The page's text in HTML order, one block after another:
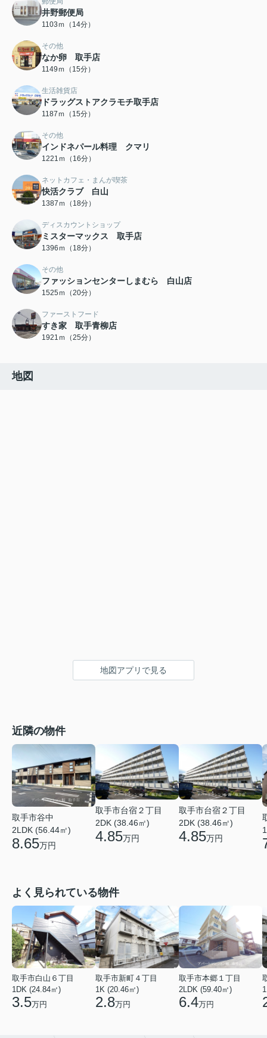
井野郵便局
1103ｍ（14分）
その他
なか卵 取手店
1149ｍ（15分）
生活雑貨店
ドラッグストアクラモチ取手店
1187ｍ（15分）
その他
インドネパール料理 クマリ
1221ｍ（16分）
ネットカフェ・まんが喫茶
快活クラブ 白山
1387ｍ（18分）
ディスカウントショップ
ミスターマックス 取手店
1396ｍ（18分）
その他
ファッションセンターしまむら 白山店
1525ｍ（20分）
ファーストフード
すき家 取手青柳店
1921ｍ（25分）
地図
地図アプリで見る
近隣の物件
取手市谷中
2LDK (56.44㎡)
8.65万円
取手市台宿２丁目
2DK (38.46㎡)
4.85万円
取手市台宿２丁目
2DK (38.46㎡)
4.85万円
よく見られている物件
取手市白山６丁目
1DK (24.84㎡)
3.5万円
取手市新町４丁目
1K (20.46㎡)
2.8万円
取手市本郷１丁目
2LDK (59.40㎡)
6.4万円